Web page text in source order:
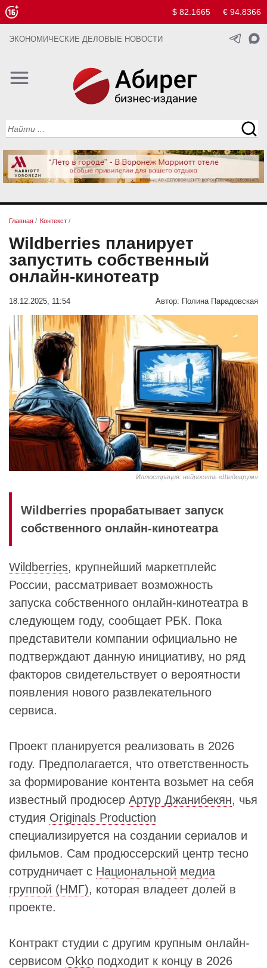
$ 82.1665 € 94.8366
ЭКОНОМИЧЕСКИЕ ДЕЛОВЫЕ НОВОСТИ
Главная / Контекст /
Wildberries планирует
запустить собственный
онлайн-кинотеатр
18.12.2025, 11:54 Автор: Полина Парадовская
Иллюстрация: нейросеть «Шедеврум»
Wildberries прорабатывает запуск
собственного онлайн-кинотеатра
Wildberries, крупнейший маркетплейс
России, рассматривает возможность
запуска собственного онлайн-кинотеатра в
следующем году, сообщает РБК. Пока
представители компании официально не
подтверждают данную инициативу, но ряд
факторов свидетельствует о вероятности
появления нового развлекательного
сервиса.
Проект планируется реализовать в 2026
году. Предполагается, что ответственность
за формирование контента возьмет на себя
известный продюсер Артур Джанибекян, чья
студия Originals Production
специализируется на создании сериалов и
фильмов. Сам продюссерский центр тесно
сотрудничает с Национальной медиа
группой (НМГ), которая владеет долей в
проекте.
Контракт студии с другим крупным онлайн-
сервисом Okko подходит к концу в 2026